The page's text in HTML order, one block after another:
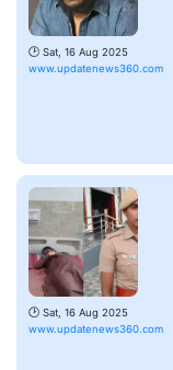
🕑 Sat, 16 Aug 2025
www.updatenews360.com
🕑 Sat, 16 Aug 2025
www.updatenews360.com